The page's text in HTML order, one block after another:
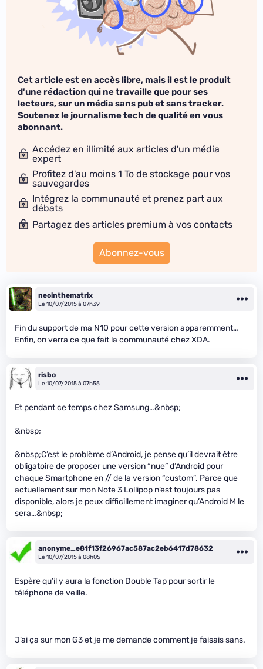
Cet article est en accès libre, mais il est le produit
d'une rédaction qui ne travaille que pour ses
lecteurs, sur un média sans pub et sans tracker.
Soutenez le journalisme tech de qualité en vous
abonnant.
Accédez en illimité aux articles d'un média
expert
Profitez d'au moins 1 To de stockage pour vos
sauvegardes
Intégrez la communauté et prenez part aux
débats
Partagez des articles premium à vos contacts
Abonnez-vous
neointhematrix
Le 10/07/2015 à 07h39
Fin du support de ma N10 pour cette version apparemment…
Enfin, on verra ce que fait la communauté chez XDA.
risbo
Le 10/07/2015 à 07h55
Et pendant ce temps chez Samsung…&nbsp;
&nbsp;
&nbsp;C’est le problème d’Android, je pense qu’il devrait être
obligatoire de proposer une version “nue” d’Android pour
chaque Smartphone en // de la version “custom”. Parce que
actuellement sur mon Note 3 Lollipop n’est toujours pas
disponible, alors je peux difficillement imaginer qu’Android M le
sera…&nbsp;
anonyme_e81f13f26967ac587ac2eb6417d78632
Le 10/07/2015 à 08h05
Espère qu’il y aura la fonction Double Tap pour sortir le
téléphone de veille.
J’ai ça sur mon G3 et je me demande comment je faisais sans.